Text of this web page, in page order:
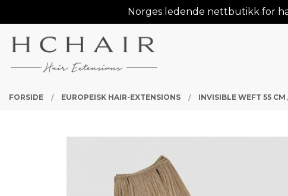
til
innholdet
Norges ledende nettbutikk for
PRODUKTER
FORSIDE EUROPEISK HAIR-EXTENSIONS INVISIBLE WEFT 55 CM